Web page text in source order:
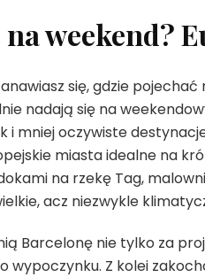
weekend?
się, gdzie
nadają się na
i mniej oczywiste
miasta idealne na
na rzekę Tag,
acz niezwykle
Barcelonę nie tylko za
wypoczynku. Z kolei